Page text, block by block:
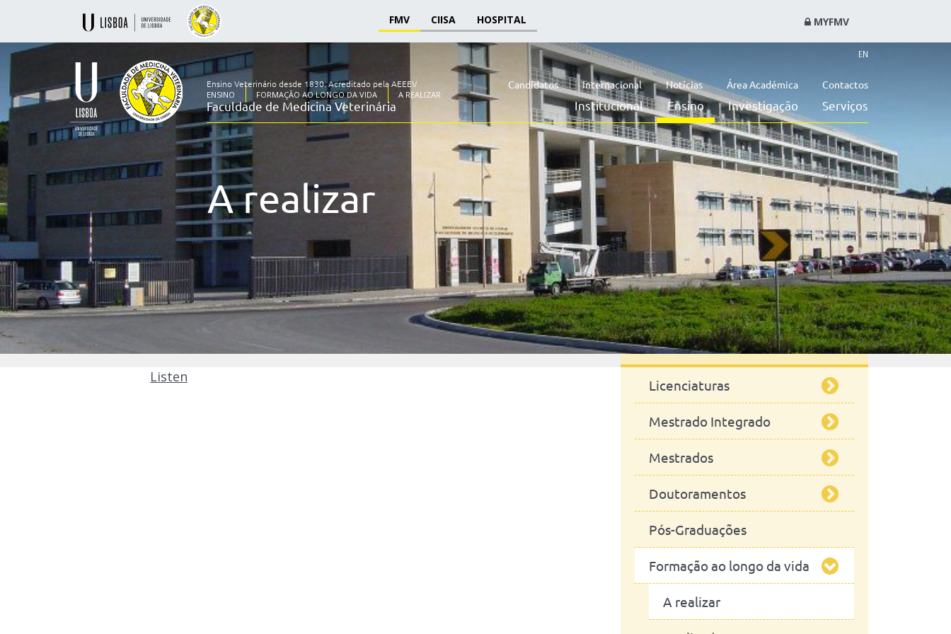
FMV CIISA HOSPITAL MYFMV
Ensino
desde
1830
de
Medicina
Veterinária
EN
Ensino Veterinário desde 1830.Acreditado pela AEEEV
Faculdade de Medicina Veterinária
Candidatos Internacional Notícias Área Académica Contactos
Institucional Ensino Investigação Serviços
ENSINO FORMAÇÃO AO LONGO DA VIDA A REALIZAR
A realizar
Listen
Ensino
Licenciaturas
Engenharia Zootécnica
Mestrado Integrado
Mestrado Integrado em
Medicina Veterinária
Mestrados
Segurança Alimentar
Ciências Equinas
Engenharia Zootécnica /
Produção Animal
Microbiologia
Doutoramentos
Ciências Veterinárias
Estudos em Saúde Planetária
Ciências da
Sustentatibilidade
Pós-Graduações
Formação ao longo da vida
A realizar